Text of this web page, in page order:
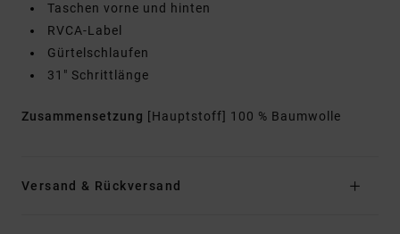
Taschen vorne und hinten
RVCA-Label
Gürtelschlaufen
31" Schrittlänge
Zusammensetzung [Hauptstoff] 100 % Baumwolle
Versand & Rückversand